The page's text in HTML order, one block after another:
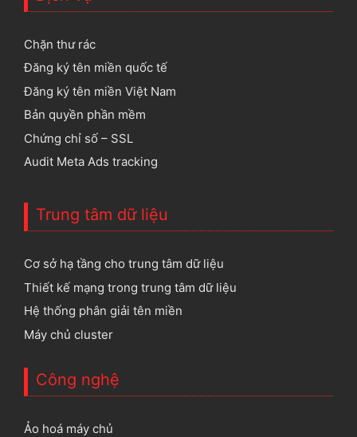
Chặn thư rác
Đăng ký tên miền quốc tế
Đăng ký tên miền Việt Nam
Bản quyền phần mềm
Chứng chỉ số – SSL
Audit Meta Ads tracking
Trung tâm dữ liệu
Cơ sở hạ tầng cho trung tâm dữ liệu
Thiết kế mạng trong trung tâm dữ liệu
Hệ thống phân giải tên miền
Máy chủ cluster
Công nghệ
Ảo hoá máy chủ